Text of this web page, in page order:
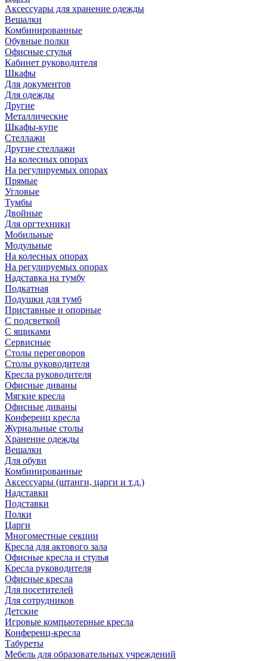
Аксессуары для хранение одежды
Вешалки
Комбинированные
Обувные полки
Офисные стулья
Кабинет руководителя
Шкафы
Для документов
Для одежды
Другие
Металлические
Шкафы-купе
Стеллажи
Другие стеллажи
На колесных опорах
На регулируемых опорах
Прямые
Угловые
Тумбы
Двойные
Для оргтехники
Мобильные
Модульные
На колесных опорах
На регулируемых опорах
Надставка на тумбу
Подкатная
Подушки для тумб
Приставные и опорные
С подсветкой
С ящиками
Сервисные
Столы переговоров
Столы руководителя
Кресла руководителя
Офисные диваны
Мягкие кресла
Офисные диваны
Конференц кресла
Журнальные столы
Хранение одежды
Вешалки
Для обуви
Комбинированные
Аксессуары (штанги, царги и т.д.)
Надставки
Подставки
Полки
Царги
Многоместные секции
Кресла для актового зала
Офисные кресла и стулья
Кресла руководителя
Офисные кресла
Для посетителей
Для сотрудников
Детские
Игровые компьютерные кресла
Конференц-кресла
Табуреты
Мебель для образовательных учреждений